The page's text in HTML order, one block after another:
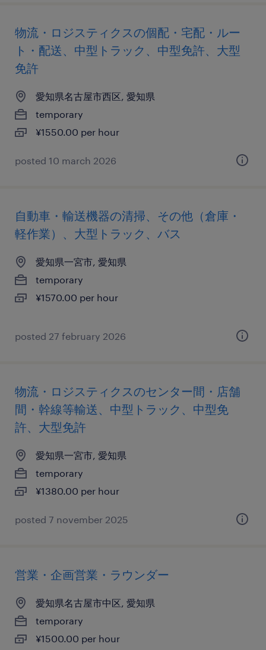
物流・ロジスティクスの個配・宅配・ルー
ト・配送、中型トラック、中型免許、大型
免許
愛知県名古屋市西区, 愛知県
temporary
¥1550.00 per hour
posted 10 march 2026
自動車・輸送機器の清掃、その他（倉庫・
軽作業）、大型トラック、バス
愛知県一宮市, 愛知県
temporary
¥1570.00 per hour
posted 27 february 2026
物流・ロジスティクスのセンター間・店舗
間・幹線等輸送、中型トラック、中型免
許、大型免許
愛知県一宮市, 愛知県
temporary
¥1380.00 per hour
posted 7 november 2025
営業・企画営業・ラウンダー
愛知県名古屋市中区, 愛知県
temporary
¥1500.00 per hour